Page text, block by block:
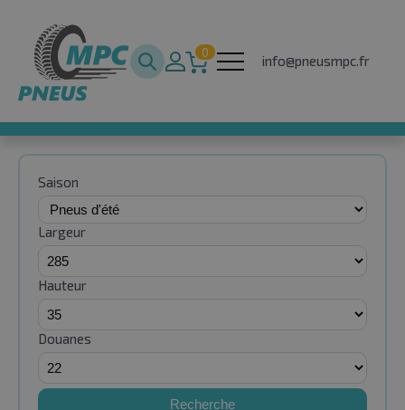
0
info@pneusmpc.fr
Saison
Largeur
Hauteur
Douanes
Recherche